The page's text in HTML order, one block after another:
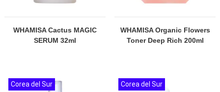
WHAMISA Cactus MAGIC
SERUM 32ml
WHAMISA Organic Flowers
Toner Deep Rich 200ml
Corea del Sur Corea del Sur